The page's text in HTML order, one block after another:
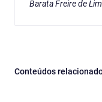
Barata Freire de
Conteúdos